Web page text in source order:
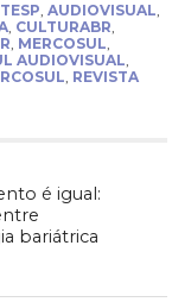
, AUDIOVISUAL,
, CULTURABR,
, MERCOSUL,
AUDIOVISUAL,
, REVISTA
é igual:
bariátrica